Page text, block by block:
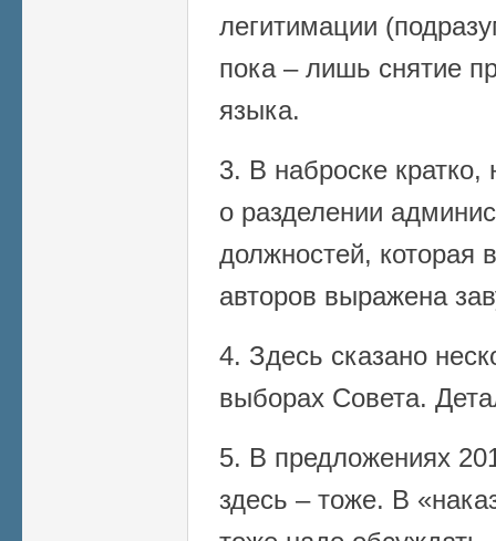
легитимации
пока – лишь снятие
языка.
3. В наброске
о разделении
должностей, которая
авторов выражена
4. Здесь сказано
выборах Совета.
5. В предложениях
здесь – тоже. В